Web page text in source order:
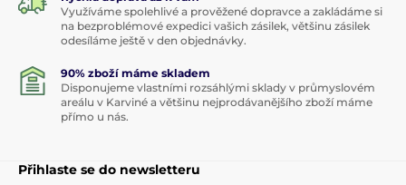
Využíváme spolehlivé a prověžené dopravce a zakládáme si
na bezproblémové expedici vašich zásilek, většinu zásilek
odesíláme ještě v den objednávky.
90% zboží máme skladem
Disponujeme vlastními rozsáhlými sklady v průmyslovém
areálu v Karviné a většinu nejprodávanějšího zboží máme
přímo u nás.
Přihlaste se do newsletteru